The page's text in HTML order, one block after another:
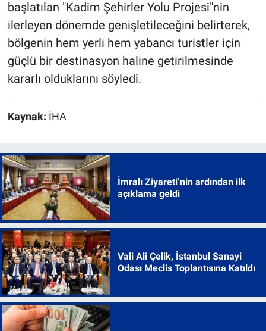
başlatılan "Kadim Şehirler Yolu Projesi"nin
ilerleyen dönemde genişletileceğini belirterek,
bölgenin hem yerli hem yabancı turistler için
güçlü bir destinasyon haline getirilmesinde
kararlı olduklarını söyledi.
Kaynak: İHA
İmralı Ziyareti’nin ardından ilk
açıklama geldi
Vali Ali Çelik, İstanbul Sanayi
Odası Meclis Toplantısına Katıldı